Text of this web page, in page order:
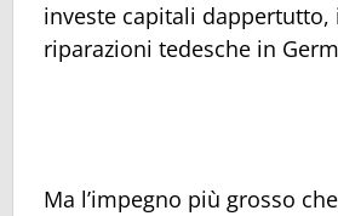
investe capitali dappertutto,
riparazioni tedesche in
Ma l’impegno più grosso